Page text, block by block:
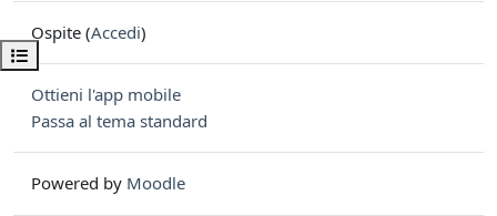
Apri indice del corso
Ospite (Accedi)
Ottieni l'app mobile
Passa al tema standard
Powered by Moodle